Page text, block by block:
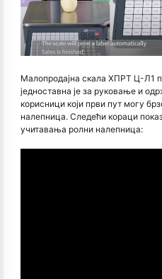
Малопродајна скала ХПРТ Ц-Л1
једноставна је за руковање и
корисници који први пут могу
налепница. Следећи кораци
учитавања ролни налепница: